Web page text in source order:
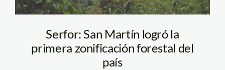
Serfor: San Martín logró la
primera zonificación forestal del
país